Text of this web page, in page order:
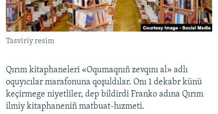
Русский
Українською
RFE/RS bütün saytları
Tasviriy resim
Qırım kitaphaneleri «Oqumaqnıñ zevqını al» adlı
oquyıcılar marafonuna qoşuldılar. Onı 1 dekabr künü
keçirmege niyetliler, dep bildirdi Franko adına Qırım
ilmiy kitaphaneniñ matbuat-hızmeti.